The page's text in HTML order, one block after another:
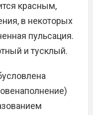
красным,
в некоторых
пульсация.
и тусклый.